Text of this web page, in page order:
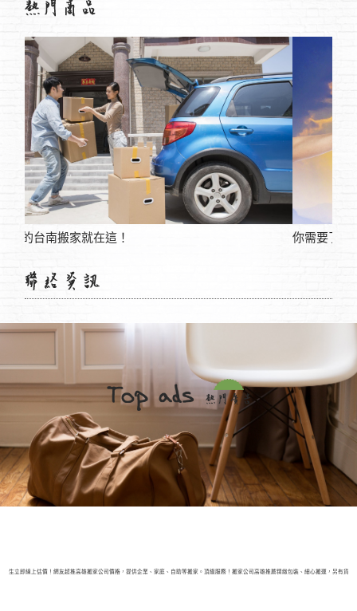
你需要了解，台中二胎借款專辦銀行超高額貸款
生立即線上估價！網友超推高雄搬家公司價格，提供企業、家庭、自助等搬家。頂級服務！搬家公司高雄推薦精緻包裝、細心搬運，另有貨